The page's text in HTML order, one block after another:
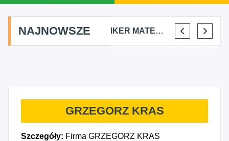
NAJNOWSZE
CIBORBUD PATRYK CIBORSKI IKER MATEO LOZANO HAIR STUDIO BETI BETTINA MLETZKO
GRZEGORZ KRAS
Szczegóły: Firma GRZEGORZ KRAS